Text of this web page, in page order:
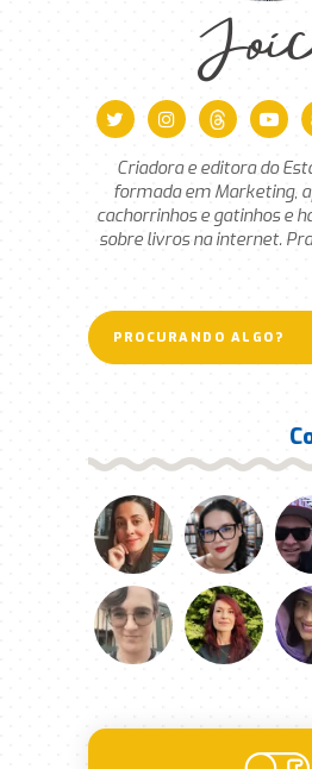
Criadora e editora do
formada em Marketing,
cachorrinhos e gatinhos e
sobre livros na internet.